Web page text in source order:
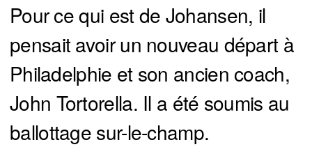
Pour ce qui est de Johansen, il
pensait avoir un nouveau départ à
Philadelphie et son ancien coach,
John Tortorella. Il a été soumis au
ballottage sur-le-champ.